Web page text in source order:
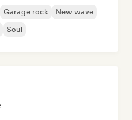
Garage rock
New wave
Soul